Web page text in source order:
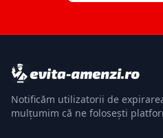
Notificăm utilizatorii de
mulțumim că ne folosești